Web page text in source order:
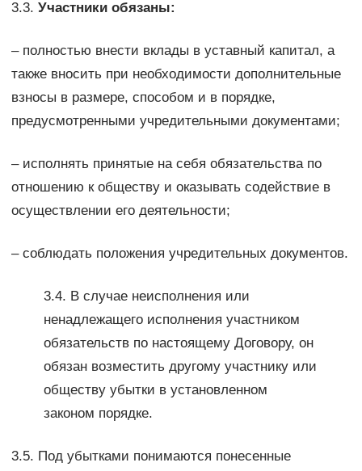
3.3. Участники обязаны:
– полностью внести вклады в уставный капитал, а
также вносить при необходимости дополнительные
взносы в размере, способом и в порядке,
предусмотренными учредительными документами;
– исполнять принятые на себя обязательства по
отношению к обществу и оказывать содействие в
осуществлении его деятельности;
– соблюдать положения учредительных документов.
3.4. В случае неисполнения или
ненадлежащего исполнения участником
обязательств по настоящему Договору, он
обязан возместить другому участнику или
обществу убытки в установленном
законом порядке.
3.5. Под убытками понимаются понесенные